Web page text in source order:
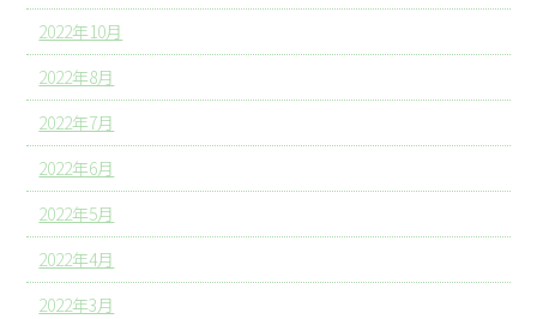
2022年10月
2022年8月
2022年7月
2022年6月
2022年5月
2022年4月
2022年3月